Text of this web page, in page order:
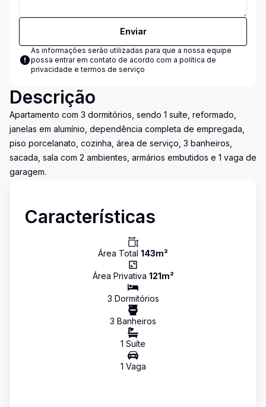
Enviar
As informações serão utilizadas para que a nossa equipe
possa entrar em contato de acordo com a política de
privacidade e termos de serviço
Descrição
Apartamento com 3 dormitórios, sendo 1 suíte, reformado,
janelas em alumínio, dependência completa de empregada,
piso porcelanato, cozinha, área de serviço, 3 banheiros,
sacada, sala com 2 ambientes, armários embutidos e 1 vaga de
garagem.
Características
Área Total 143m²
Área Privativa 121m²
3 Dormitórios
3 Banheiros
1 Suíte
1 Vaga